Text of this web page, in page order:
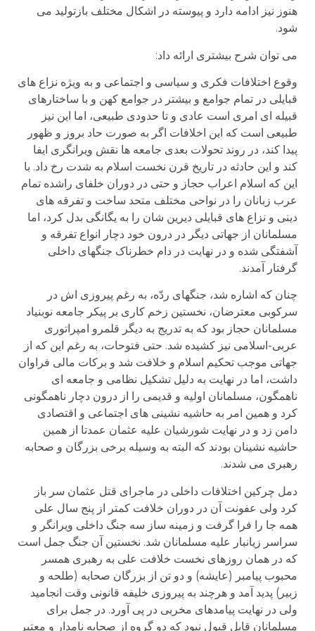
هنوز نیز ادامه دارد و پیوسته در اشکال مختلف بازتولید می
شود.
می توان شرح بیشتری ارائه داد:
وقوع اختلافات فکری و سیاسی و اجتماعی و به ویژه نزاع های
قبایلی در تمام جوامع و بیشتر در جوامع کهن و با ساختارهای
قبیله ای امری است عادی و تا حدودی طبیعی، اما این نیز
طبیعی است که این اخلافات اگر به صورت حاد بروز و ظهور
پیدا کند، در روند تحولات بعدی جامعه ها نقش ویرانگری ایفا
کند و این حادثه در تاریخ قرن نخست اسلام به شدت رخ داد. با
این که اسلام اعراب حجاز و حتی در دوران خلفای راشده تمام
عرب زبانان را در نواحی مختلف متحد ساخت و تفرقه های
دینی و نزاع های قبایلی دیرین شان را به یگانگی بدل کرد، اما
مسلمانان از جهاتی دیگر در درون خود دچار انواع تفرقه و
آشفتگی شده و در نهایت در دام خطرناک جنگهای داخلی
گرفتار آمدند.
چنان که اشاره شد، جنگهای ردّه، به رغم پیروزی اش در
سرکوبی معترضان، نخستین زخم کاری بر پیکر جامعه نوبنیاد
مسلمانان حجاز بود که به تدریج به دیگر قلمرو امپراتوری
عربی-اسلامی نیز کشیده شد. حتی فتوحات، به رغم این که از
جهاتی موجب تحکیم اسلام و خلافت شد و برکات مالی فراوان
داشت، اما در نهایت به دلیل تشکیل نظامی و جامعه ای
ناهمگون، مسلمانان اولیه و قدیمی را از درون دچار ناهمگونی
کرد و همین امر به حاشیه نشینی های اجتماعی و اقتصادی
دامن زد و در نهایت شورشیان علیه عثمان عمدتا از همین
حاشیه نشینان بودند که البته به وسیله برخی بزرگان و صحابه
رهبری می شدند.
دمل چرکین اختلافات داخلی در ماجرای قتل عثمان سر باز
کرد ولی عفونت آن در دوران خلافت کمتر از پنج سال علی
همه جا را فرا گرفت و زمینه ساز سه جنگ داخلی ویرانگر و
سراسر زیانبار علیه مسلمانان شد. نخستین آن جنگ جمل است
که در همان روزهای نخست خلافت علی به رهبری همسر
محبوب پیامبر (عایشه) و دو تن از بزرگان صحابه (طلحه و
زبیر) پدید آمد و هرچند به پیروزی خلیفه قانونی وقت انجامید
ولی در نهایت پیامدهای مخربی در پی آورد. در جمل برای
مسلمانان قابل قبول نبود که دو گروه از صحابه نامدار و معتبر